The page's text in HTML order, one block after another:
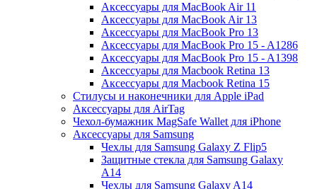
Аксессуары для MacBook Air 11
Аксессуары для MacBook Air 13
Аксессуары для MacBook Pro 13
Аксессуары для MacBook Pro 15 - A1286
Аксессуары для MacBook Pro 15 - A1398
Аксессуары для Macbook Retina 13
Аксессуары для Macbook Retina 15
Стилусы и наконечники для Apple iPad
Аксессуары для AirTag
Чехол-бумажник MagSafe Wallet для iPhone
Аксессуары для Samsung
Чехлы для Samsung Galaxy Z Flip5
Защитные стекла для Samsung Galaxy
A14
Чехлы для Samsung Galaxy A14